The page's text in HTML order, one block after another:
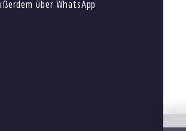
über WhatsApp